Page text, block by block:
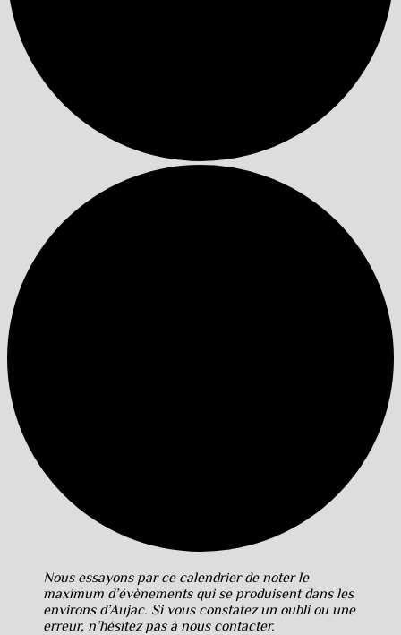
Nous essayons par ce calendrier de noter le
maximum d’évènements qui se produisent dans les
environs d’Aujac. Si vous constatez un oubli ou une
erreur, n’hésitez pas à nous contacter.